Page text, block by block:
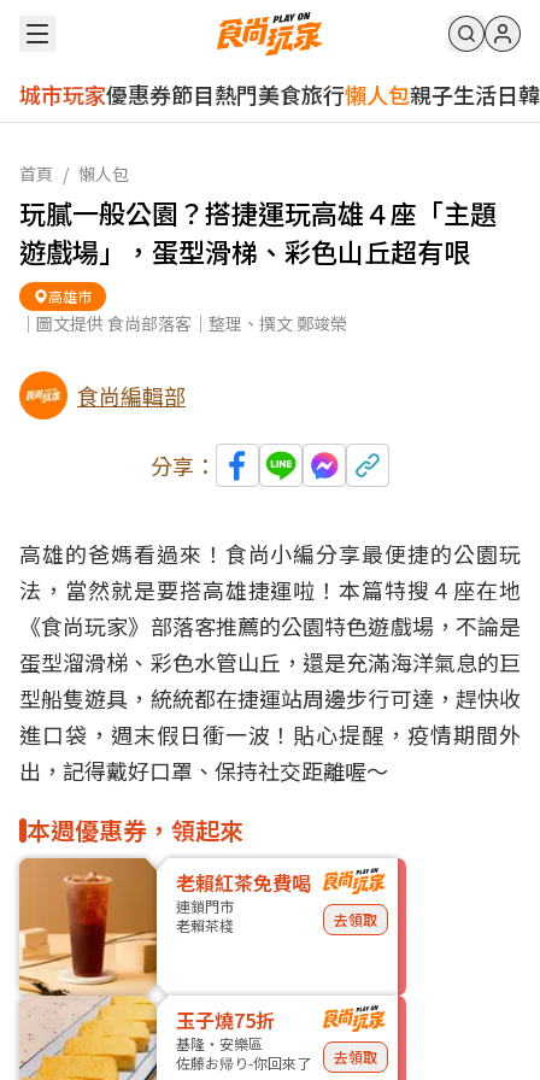
城市玩家優惠券節目熱門美食旅行懶人包親子生活日韓
首頁 / 懶人包
玩膩一般公園？搭捷運玩高雄４座「主題
遊戲場」，蛋型滑梯、彩色山丘超有哏
高雄市
｜圖文提供 食尚部落客｜整理、撰文 鄭竣榮
食尚編輯部
分享：
高雄的爸媽看過來！食尚小編分享最便捷的公園玩
法，當然就是要搭高雄捷運啦！本篇特搜４座在地
《食尚玩家》部落客推薦的公園特色遊戲場，不論是
蛋型溜滑梯、彩色水管山丘，還是充滿海洋氣息的巨
型船隻遊具，統統都在捷運站周邊步行可達，趕快收
進口袋，週末假日衝一波！貼心提醒，疫情期間外
出，記得戴好口罩、保持社交距離喔～
本週優惠券，領起來
老賴紅茶免費喝
連鎖門市
老賴茶棧
去領取
玉子燒75折
基隆・安樂區
佐藤お帰り-你回來了
去領取